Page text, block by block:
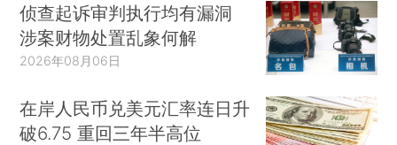
侦查起诉审判执行均有漏洞
涉案财物处置乱象何解
2026年08月06日
在岸人民币兑美元汇率连日升
破6.75 重回三年半高位